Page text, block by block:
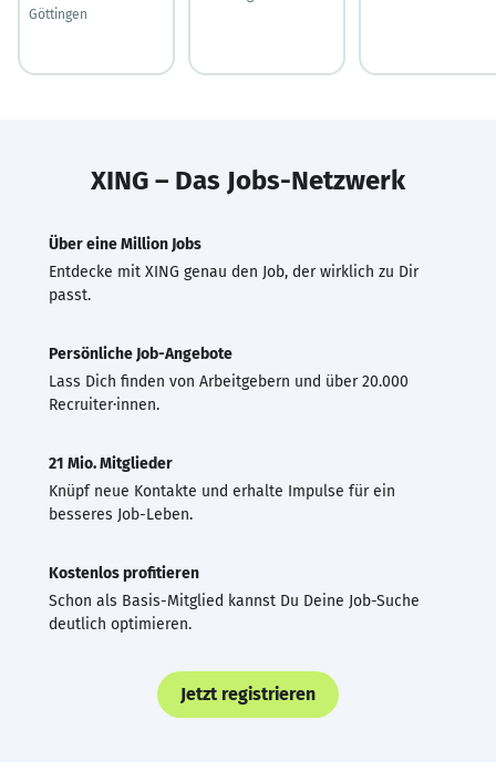
Göttingen
XING – Das Jobs-Netzwerk
Über eine Million Jobs
Entdecke mit XING genau den Job, der wirklich zu Dir
passt.
Persönliche Job-Angebote
Lass Dich finden von Arbeitgebern und über 20.000
Recruiter·innen.
21 Mio. Mitglieder
Knüpf neue Kontakte und erhalte Impulse für ein
besseres Job-Leben.
Kostenlos profitieren
Schon als Basis-Mitglied kannst Du Deine Job-Suche
deutlich optimieren.
Jetzt registrieren